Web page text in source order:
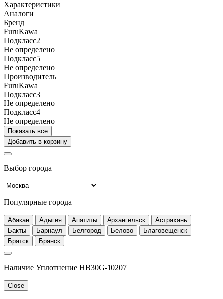
Характеристики
Аналоги
Бренд
FuruKawa
Подкласс2
Не определено
Подкласс5
Не определено
Производитель
FuruKawa
Подкласс3
Не определено
Подкласс4
Не определено
Показать все
Добавить в корзину
Выбор города
Популярные города
Абакан Адыгея Апатиты Архангельск
Астрахань
Бакты
Барнаул Белгород Белово
Благовещенск
Братск
Брянск
Наличие Уплотнение HB30G-10207
Close